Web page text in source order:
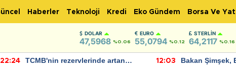
Haberler Teknoloji Kredi Eko Gündem Borsa Ve
DOLAR
47,5968 %0.06
EURO
55,0794 %0.12
STERLIN
64,2117 %0.16
22:24
TCMB'nin rezervlerinde artan
12:03
Bakan Şimşek,